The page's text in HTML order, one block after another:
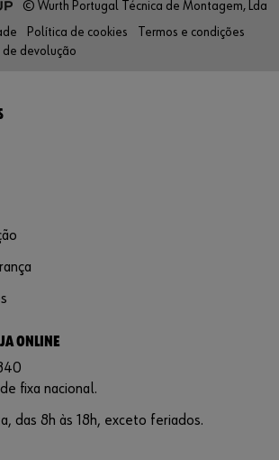
© Wurth Portugal Técnica de Montagem, Lda
Política de cookies
Termos e condições
de devolução
ONLINE
fixa nacional.
das 8h às 18h, exceto feriados.